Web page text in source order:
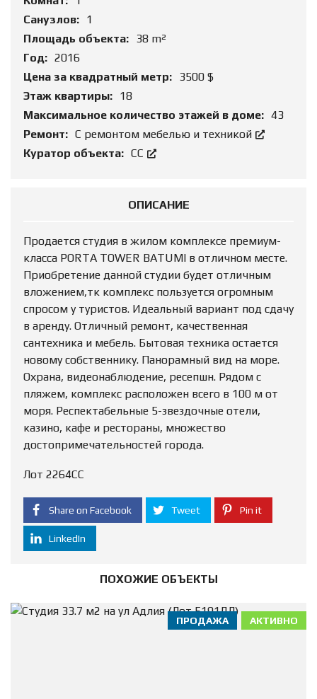
Санузлов: 1
Площадь объекта: 38 m²
Год: 2016
Цена за квадратный метр: 3500 $
Этаж квартиры: 18
Максимальное количество этажей в доме: 43
Ремонт: С ремонтом мебелью и техникой
Куратор объекта: СС
ОПИСАНИЕ
Продается студия в жилом комплексе премиум-
класса PORTA TOWER BATUMI в отличном месте.
Приобретение данной студии будет отличным
вложением,тк комплекс пользуется огромным
спросом у туристов. Идеальный вариант под сдачу
в аренду. Отличный ремонт, качественная
сантехника и мебель. Бытовая техника остается
новому собственнику. Панорамный вид на море.
Охрана, видеонаблюдение, ресепшн. Рядом с
пляжем, комплекс расположен всего в 100 м от
моря. Респектабельные 5-звездочные отели,
казино, кафе и рестораны, множество
достопримечательностей города.
Лот 2264СС
Share on Facebook Tweet Pin it
LinkedIn
ПОХОЖИЕ ОБЪЕКТЫ
АКТИВНО
ПРОДАЖА